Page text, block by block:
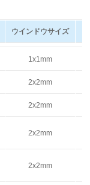
ウインドウサイズ
1x1mm
2x2mm
2x2mm
2x2mm
2x2mm